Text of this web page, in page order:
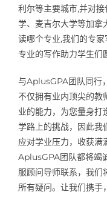
利尔等主要城市,并对
学、麦吉尔大学等加拿
读哪个专业,我们的专
专业的写作助力学生们
与AplusGPA团队同行
不仅拥有业内顶尖的教
业的能力，为您量身打
学路上的挑战，因此我
应对学业压力，收获满
AplusGPA团队都将竭
服顾问导师联系，我们
所有疑问。让我们携手